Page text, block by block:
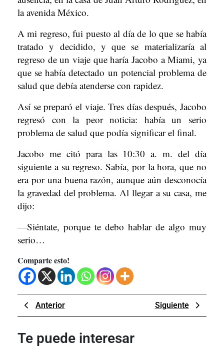
la avenida México.
A mi regreso, fui puesto al día de lo que se había
tratado y decidido, y que se materializaría al
regreso de un viaje que haría Jacobo a Miami, ya
que se había detectado un potencial problema de
salud que debía atenderse con rapidez.
Así se preparó el viaje. Tres días después, Jacobo
regresó con la peor noticia: había un serio
problema de salud que podía significar el final.
Jacobo me citó para las 10:30 a. m. del día
siguiente a su regreso. Sabía, por la hora, que no
era por una buena razón, aunque aún desconocía
la gravedad del problema. Al llegar a su casa, me
dijo:
—Siéntate, porque te debo hablar de algo muy
serio…
Comparte esto!
Navegación
de
entradas
AnteriorPrevious
Post
Siguiente
Post
Te puede interesar